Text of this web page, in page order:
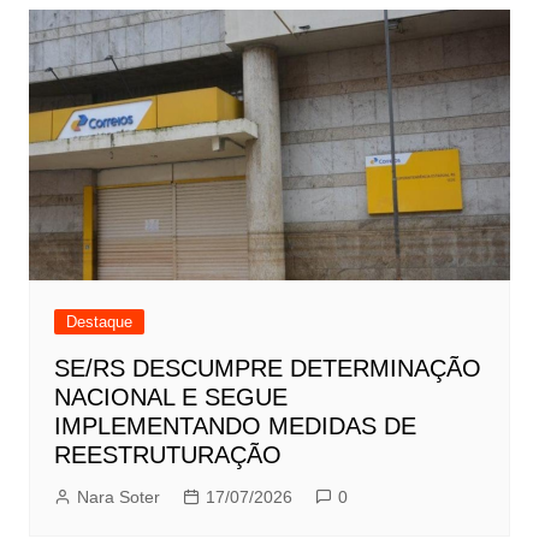
Destaque
SE/RS DESCUMPRE DETERMINAÇÃO
NACIONAL E SEGUE
IMPLEMENTANDO MEDIDAS DE
REESTRUTURAÇÃO
Nara Soter 17/07/2026 0